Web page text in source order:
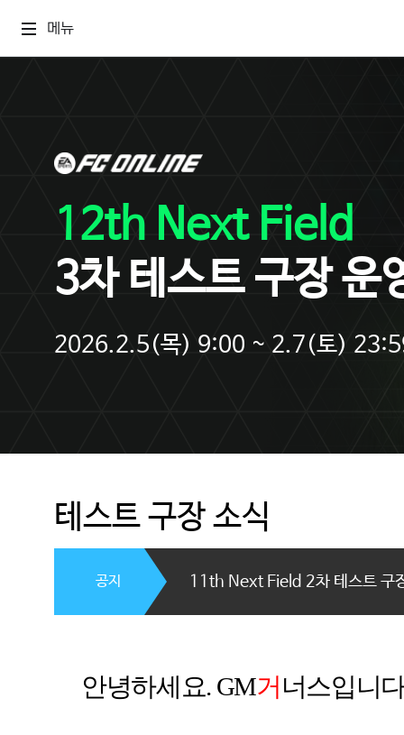
메뉴
12th Next Field
3차 테스트 구장 운
2026.2.5(목) 9:00 ~ 2.7(토)
테스트 구장 소식
11th Next Field 2차 테스트 구
공지
안녕하세요. GM거 너스입니